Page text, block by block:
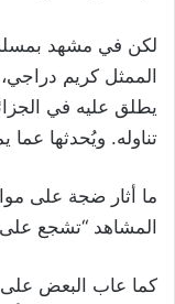
لكن في مشهد
الممثل كريم
يطلق عليه في
تناوله. ويُحدثها
ما أثار ضجة على
المشاهد “تشجع
كما عاب البعض على